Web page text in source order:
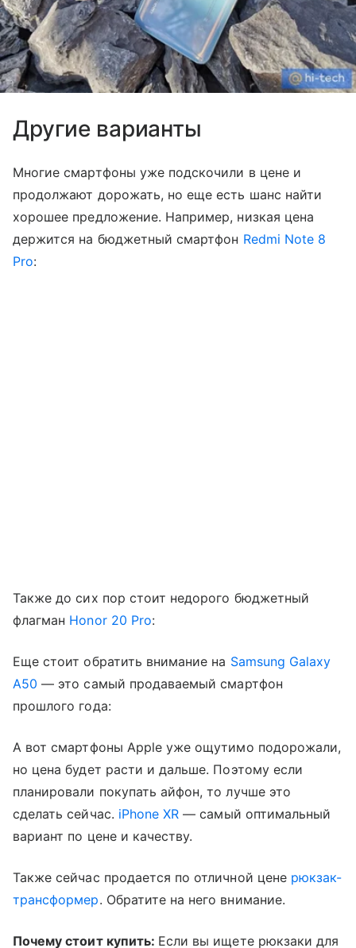
Другие варианты
Многие смартфоны уже подскочили в цене и
продолжают дорожать, но еще есть шанс найти
хорошее предложение. Например, низкая цена
держится на бюджетный смартфон Redmi Note 8
Pro:
Также до сих пор стоит недорого бюджетный
флагман Honor 20 Pro:
Еще стоит обратить внимание на Samsung Galaxy
A50 — это самый продаваемый смартфон
прошлого года:
А вот смартфоны Apple уже ощутимо подорожали,
но цена будет расти и дальше. Поэтому если
планировали покупать айфон, то лучше это
сделать сейчас. iPhone XR — самый оптимальный
вариант по цене и качеству.
Также сейчас продается по отличной цене рюкзак-
трансформер. Обратите на него внимание.
Почему стоит купить: Если вы ищете рюкзаки для